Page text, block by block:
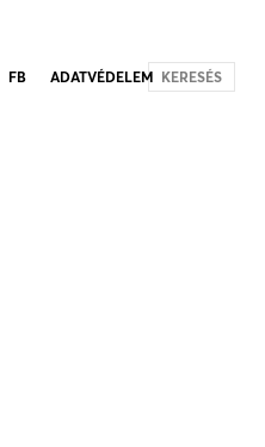
FB ADATVÉDELEM KERESÉS